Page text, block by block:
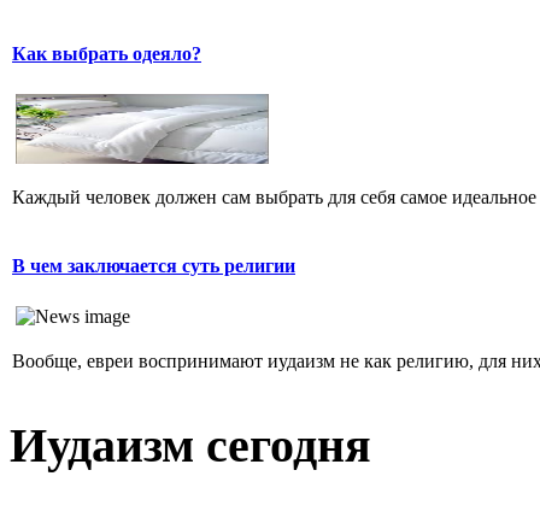
Как выбрать одеяло?
Каждый человек должен сам выбрать для себя самое
В чем заключается суть религии
Вообще, евреи воспринимают иудаизм не как религию, для
Иудаизм сегодня